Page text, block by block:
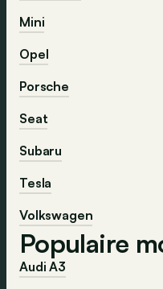
Mini
Opel
Porsche
Seat
Subaru
Tesla
Volkswagen
Populaire
Audi A3